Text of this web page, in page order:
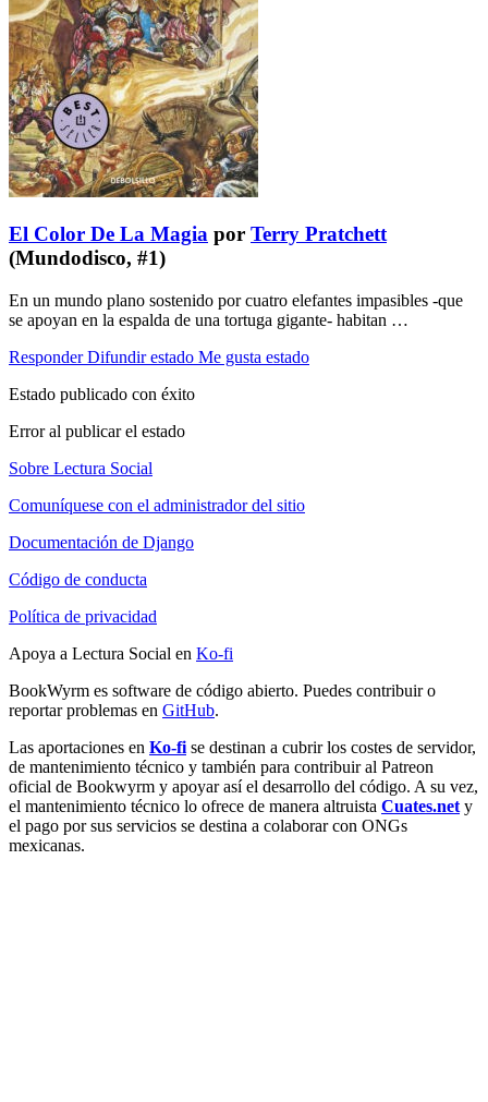
El Color De La Magia por Terry Pratchett
(Mundodisco, #1)
En un mundo plano sostenido por cuatro elefantes impasibles -que
se apoyan en la espalda de una tortuga gigante- habitan …
Responder Difundir estado Me gusta estado
Estado publicado con éxito
Error al publicar el estado
Sobre Lectura Social
Comuníquese con el administrador del sitio
Documentación de Django
Código de conducta
Política de privacidad
Apoya a Lectura Social en Ko-fi
BookWyrm es software de código abierto. Puedes contribuir o
reportar problemas en GitHub.
Las aportaciones en Ko-fi se destinan a cubrir los costes de servidor,
de mantenimiento técnico y también para contribuir al Patreon
oficial de Bookwyrm y apoyar así el desarrollo del código. A su vez,
el mantenimiento técnico lo ofrece de manera altruista Cuates.net y
el pago por sus servicios se destina a colaborar con ONGs
mexicanas.